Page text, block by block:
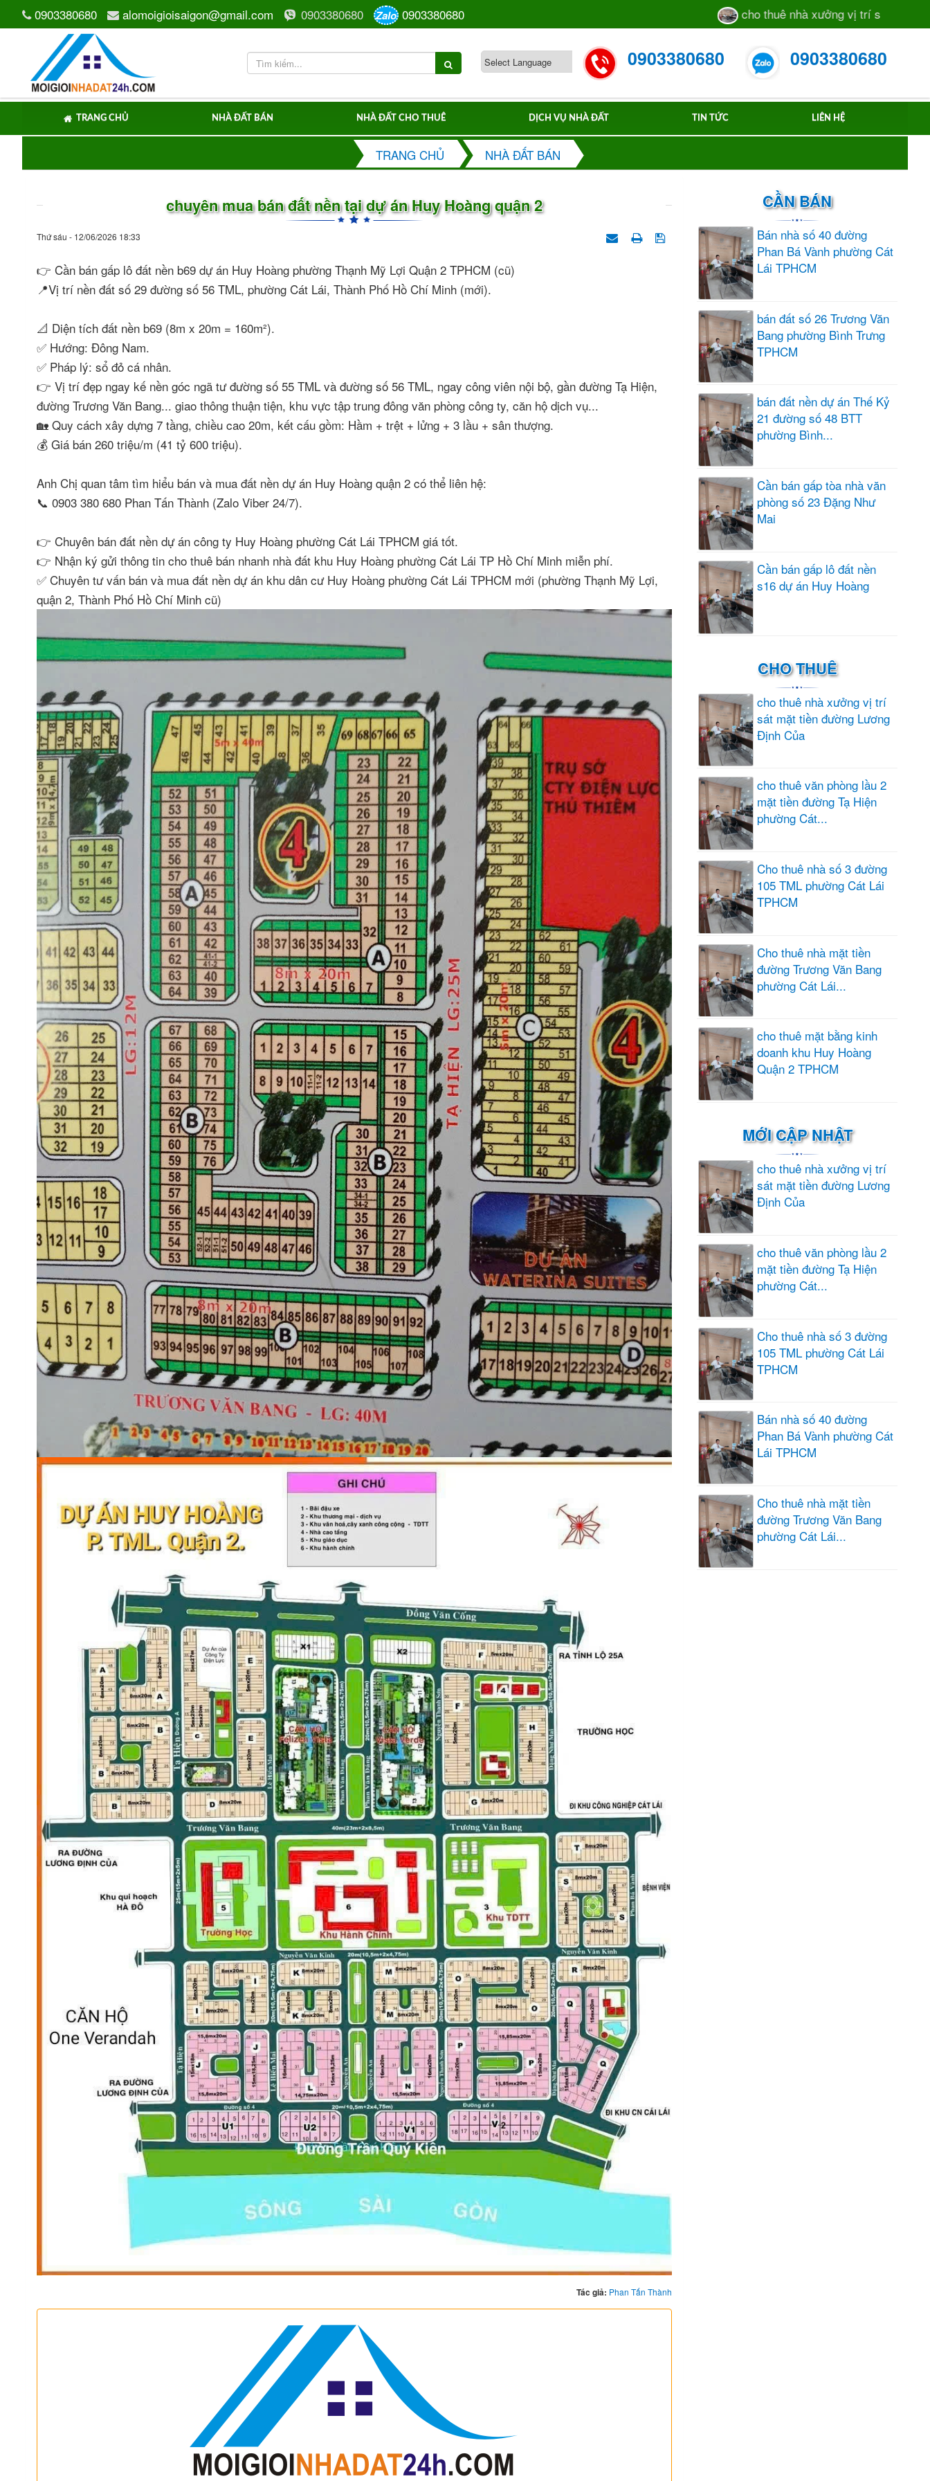
0903380680 alomoigioisaigon@gmail.com 0903380680 Zalo 0903380680 cho thuê nhà xưởng vị trí sát mặt tiền
0903380680 0903380680
TRANG CHỦ NHÀ ĐẤT BÁN NHÀ ĐẤT CHO THUÊ DỊCH VỤ NHÀ ĐẤT TIN TỨC LIÊN HỆ
TRANG CHỦ NHÀ ĐẤT BÁN
chuyên mua bán đất nền tại dự án Huy Hoàng quận 2
Thứ sáu - 12/06/2026 18:33
👉 Cần bán gấp lô đất nền b69 dự án Huy Hoàng phường Thạnh Mỹ Lợi Quận 2 TPHCM (cũ)
📍Vị trí nền đất số 29 đường số 56 TML, phường Cát Lái, Thành Phố Hồ Chí Minh (mới).
📐 Diện tích đất nền b69 (8m x 20m = 160m²).
✅ Hướng: Đông Nam.
✅ Pháp lý: sổ đỏ cá nhân.
👉 Vị trí đẹp ngay kế nền góc ngã tư đường số 55 TML và đường số 56 TML, ngay công viên nội bộ, gần đường Tạ Hiện,
đường Trương Văn Bang... giao thông thuận tiện, khu vực tập trung đông văn phòng công ty, căn hộ dịch vụ...
🏡 Quy cách xây dựng 7 tầng, chiều cao 20m, kết cấu gồm: Hầm + trệt + lửng + 3 lầu + sân thượng.
💰 Giá bán 260 triệu/m (41 tỷ 600 triệu).
Anh Chị quan tâm tìm hiểu bán và mua đất nền dự án Huy Hoàng quận 2 có thể liên hệ:
📞 0903 380 680 Phan Tấn Thành (Zalo Viber 24/7).
👉 Chuyên bán đất nền dự án công ty Huy Hoàng phường Cát Lái TPHCM giá tốt.
👉 Nhận ký gửi thông tin cho thuê bán nhanh nhà đất khu Huy Hoàng phường Cát Lái TP Hồ Chí Minh miễn phí.
✅ Chuyên tư vấn bán và mua đất nền dự án khu dân cư Huy Hoàng phường Cát Lái TPHCM mới (phường Thạnh Mỹ Lợi,
quận 2, Thành Phố Hồ Chí Minh cũ)
Tác giả: Phan Tấn Thành
CẦN BÁN
Bán nhà số 40 đường
Phan Bá Vành phường Cát
Lái TPHCM
bán đất số 26 Trương Văn
Bang phường Bình Trưng
TPHCM
bán đất nền dự án Thế Kỷ
21 đường số 48 BTT
phường Bình...
Cần bán gấp tòa nhà văn
phòng số 23 Đặng Như
Mai
Cần bán gấp lô đất nền
s16 dự án Huy Hoàng
CHO THUÊ
cho thuê nhà xưởng vị trí
sát mặt tiền đường Lương
Định Của
cho thuê văn phòng lầu 2
mặt tiền đường Tạ Hiện
phường Cát...
Cho thuê nhà số 3 đường
105 TML phường Cát Lái
TPHCM
Cho thuê nhà mặt tiền
đường Trương Văn Bang
phường Cát Lái...
cho thuê mặt bằng kinh
doanh khu Huy Hoàng
Quận 2 TPHCM
MỚI CẬP NHẬT
cho thuê nhà xưởng vị trí
sát mặt tiền đường Lương
Định Của
cho thuê văn phòng lầu 2
mặt tiền đường Tạ Hiện
phường Cát...
Cho thuê nhà số 3 đường
105 TML phường Cát Lái
TPHCM
Bán nhà số 40 đường
Phan Bá Vành phường Cát
Lái TPHCM
Cho thuê nhà mặt tiền
đường Trương Văn Bang
phường Cát Lái...